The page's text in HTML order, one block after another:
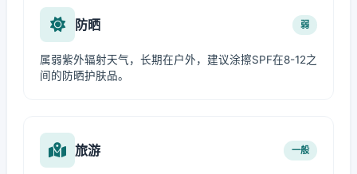
防晒 弱
属弱紫外辐射天气，长期在户外，建议涂擦SPF在8-12之
间的防晒护肤品。
旅游 一般